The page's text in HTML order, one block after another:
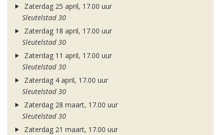
Zaterdag 25 april, 17.00 uur
Sleutelstad 30
Zaterdag 18 april, 17.00 uur
Sleutelstad 30
Zaterdag 11 april, 17.00 uur
Sleutelstad 30
Zaterdag 4 april, 17.00 uur
Sleutelstad 30
Zaterdag 28 maart, 17.00 uur
Sleutelstad 30
Zaterdag 21 maart, 17.00 uur